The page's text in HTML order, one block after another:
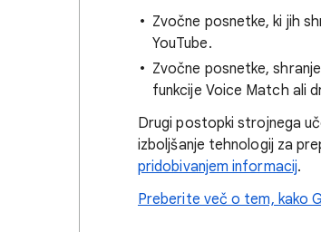
Zvočne posnetke, ki jih
YouTube.
Zvočne posnetke,
funkcije Voice Match ali
Drugi postopki strojnega
izboljšanje tehnologij za
pridobivanjem informacij.
Preberite več o tem, kako